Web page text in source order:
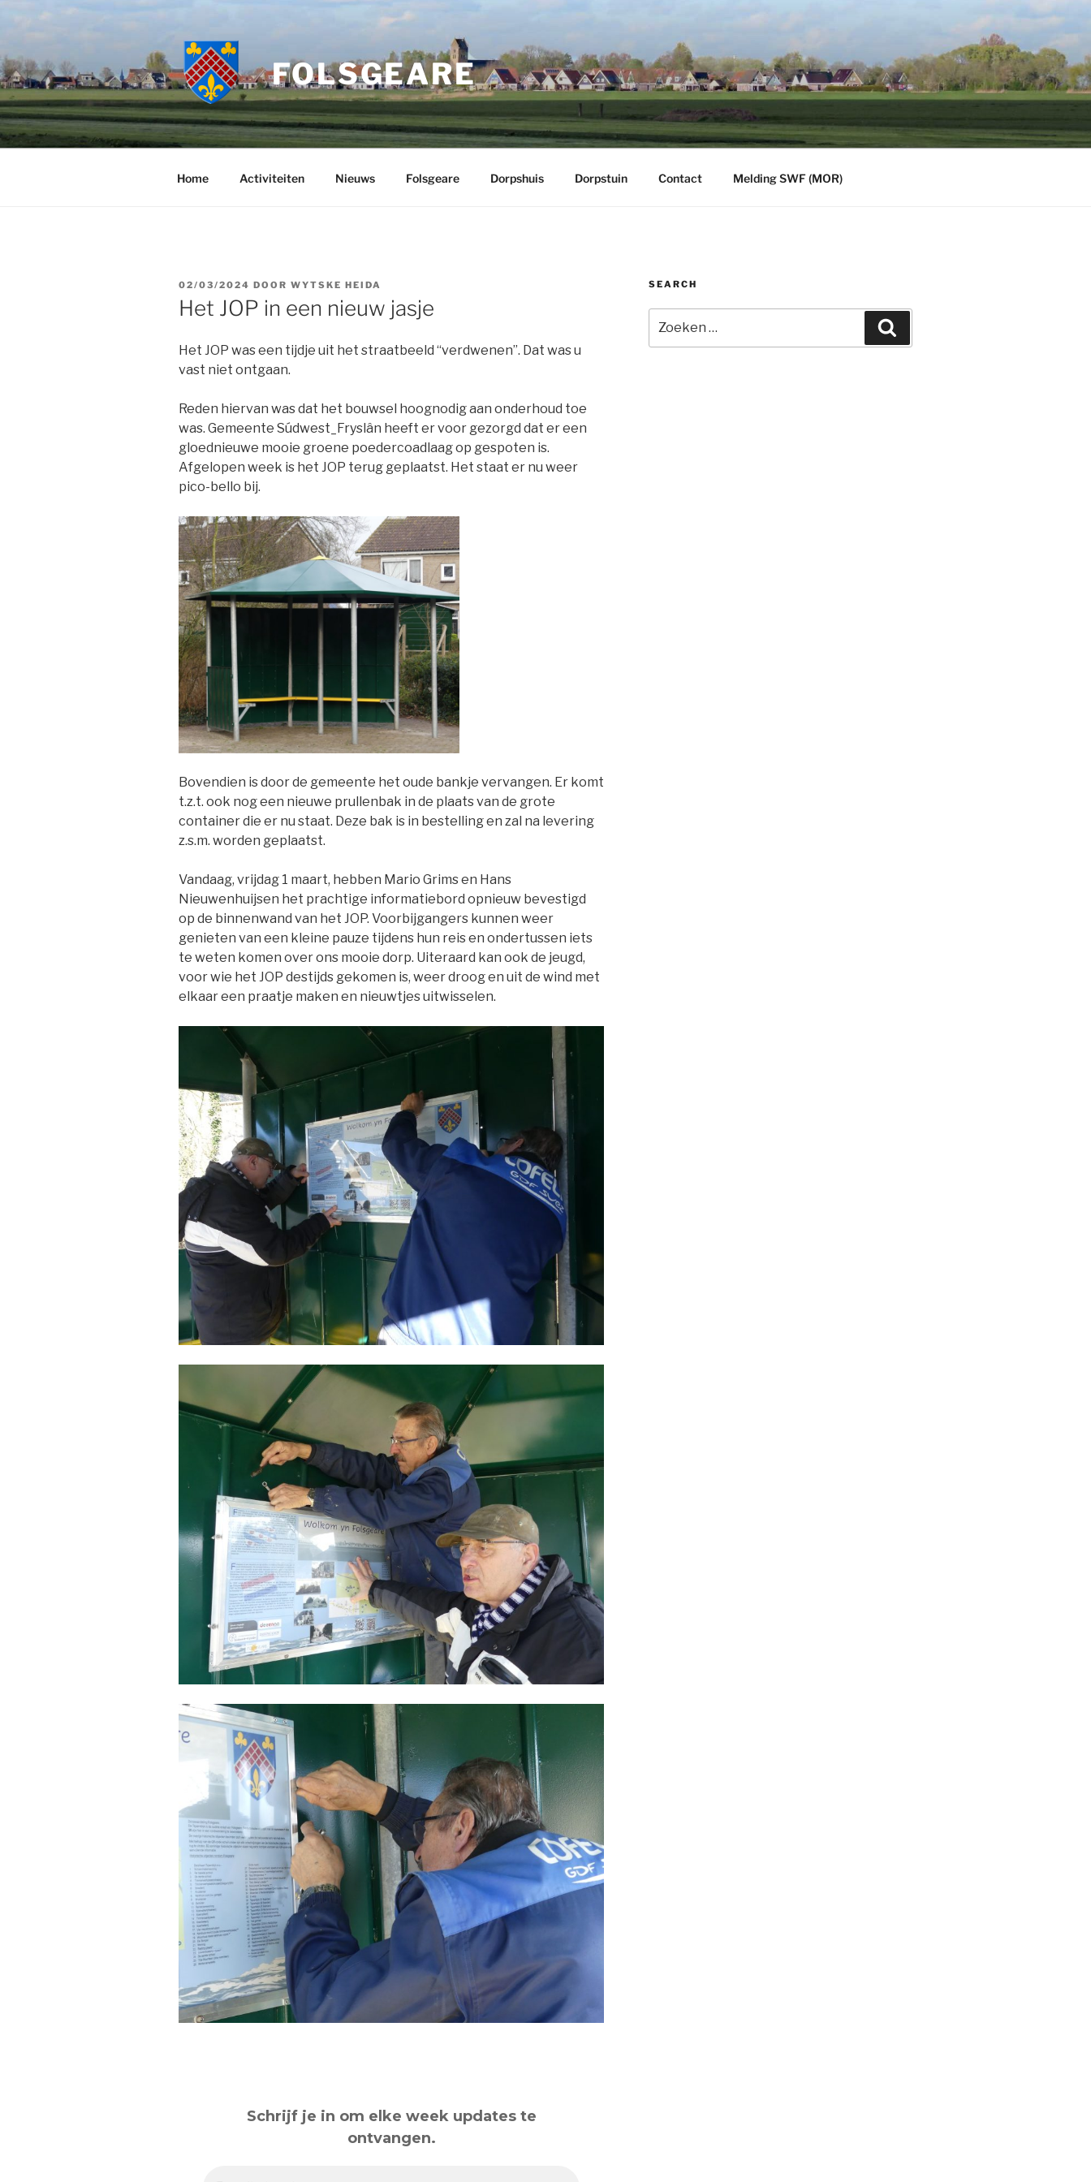
inhoud
FOLSGEARE
Home Activiteiten Nieuws Folsgeare Dorpshuis Dorpstuin Contact Melding SWF (MOR)
GEPLAATST
OP
02/03/2024 DOOR WYTSKE HEIDA
Het JOP in een nieuw jasje
Het JOP was een tijdje uit het straatbeeld “verdwenen”. Dat was u
vast niet ontgaan.
Reden hiervan was dat het bouwsel hoognodig aan onderhoud toe
was. Gemeente Súdwest_Fryslân heeft er voor gezorgd dat er een
gloednieuwe mooie groene poedercoadlaag op gespoten is.
Afgelopen week is het JOP terug geplaatst. Het staat er nu weer
pico-bello bij.
Bovendien is door de gemeente het oude bankje vervangen. Er komt
t.z.t. ook nog een nieuwe prullenbak in de plaats van de grote
container die er nu staat. Deze bak is in bestelling en zal na levering
z.s.m. worden geplaatst.
Vandaag, vrijdag 1 maart, hebben Mario Grims en Hans
Nieuwenhuijsen het prachtige informatiebord opnieuw bevestigd
op de binnenwand van het JOP. Voorbijgangers kunnen weer
genieten van een kleine pauze tijdens hun reis en ondertussen iets
te weten komen over ons mooie dorp. Uiteraard kan ook de jeugd,
voor wie het JOP destijds gekomen is, weer droog en uit de wind met
elkaar een praatje maken en nieuwtjes uitwisselen.
Schrijf je in om elke week updates te
ontvangen.
SEARCH
naar: